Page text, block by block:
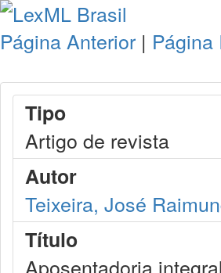
Página Anterior | Página
Tipo
Artigo de revista
Autor
Teixeira, José
Título
Aposentadoria